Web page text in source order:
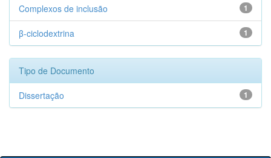
1
Complexos de inclusão
1
β-ciclodextrina
Tipo de Documento
1
Dissertação